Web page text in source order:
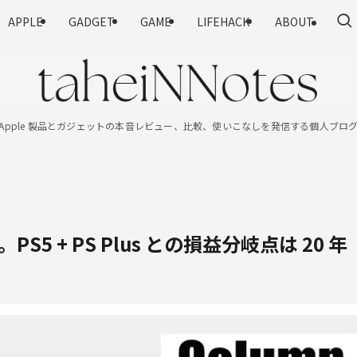
製品とガジェットの本音レビュー、比較、使いこなしを発信する個人ブロ
APPLE GADGET GAME LIFEHACK ABOUT
+ PS Plus との損益分岐点は 20 年